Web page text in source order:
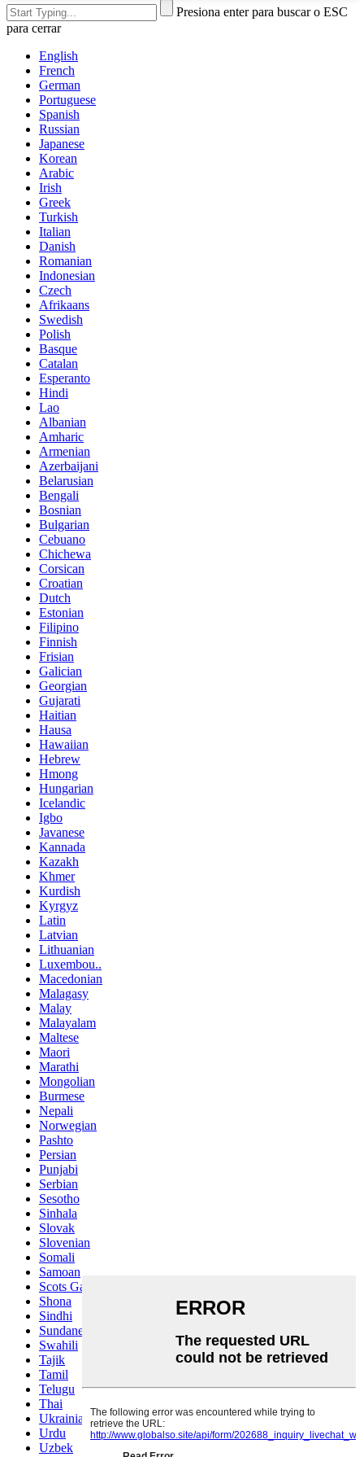
Presiona enter para buscar o ESC
para cerrar
English
French
German
Portuguese
Spanish
Russian
Japanese
Korean
Arabic
Irish
Greek
Turkish
Italian
Danish
Romanian
Indonesian
Czech
Afrikaans
Swedish
Polish
Basque
Catalan
Esperanto
Hindi
Lao
Albanian
Amharic
Armenian
Azerbaijani
Belarusian
Bengali
Bosnian
Bulgarian
Cebuano
Chichewa
Corsican
Croatian
Dutch
Estonian
Filipino
Finnish
Frisian
Galician
Georgian
Gujarati
Haitian
Hausa
Hawaiian
Hebrew
Hmong
Hungarian
Icelandic
Igbo
Javanese
Kannada
Kazakh
Khmer
Kurdish
Kyrgyz
Latin
Latvian
Lithuanian
Luxembou..
Macedonian
Malagasy
Malay
Malayalam
Maltese
Maori
Marathi
Mongolian
Burmese
Nepali
Norwegian
Pashto
Persian
Punjabi
Serbian
Sesotho
Sinhala
Slovak
Slovenian
Somali
Samoan
Scots Gaelic
Shona
Sindhi
Sundanese
Swahili
Tajik
Tamil
Telugu
Thai
Ukrainian
Urdu
Uzbek